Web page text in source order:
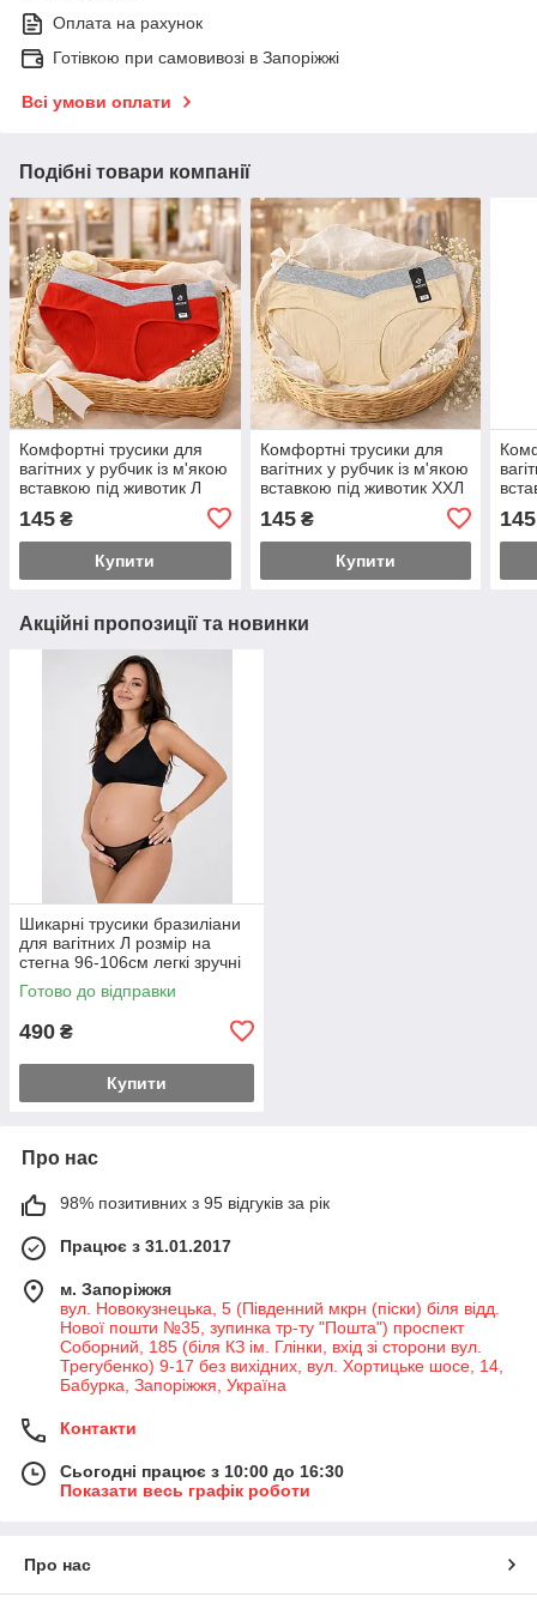
Оплата на рахунок
Готівкою при самовивозі в Запоріжжі
Всі умови оплати
Подібні товари компанії
Комфортні трусики для
вагітних у рубчик із м'якою
вставкою під животик Л
розмір на стегна 96-108
см не перетискають
145 ₴
Купити
Комфортні трусики для
вагітних у рубчик із м'якою
вставкою під животик ХХЛ
розмір на стегна 110-120
см не перетискають
145₴
Купити
см
145
Акційні пропозиції та новинки
Шикарні трусики бразиліани
для вагітних Л розмір на
стегна 96-106см легкі зручні
дихаючі не відчуваються на
тілі
Готово до відправки
490 ₴
Купити
Про нас
98% позитивних з 95 відгуків за рік
Працює з 31.01.2017
м. Запоріжжя
вул. Новокузнецька, 5 (Південний мкрн (піски) біля відд.
Нової пошти №35, зупинка тр-ту "Пошта") проспект
Соборний, 185 (біля КЗ ім. Глінки, вхід зі сторони вул.
Трегубенко) 9-17 без вихідних, вул. Хортицьке шосе, 14,
Бабурка, Запоріжжя, Україна
Контакти
Сьогодні працює з 10:00 до 16:30
Показати весь графік роботи
Про нас